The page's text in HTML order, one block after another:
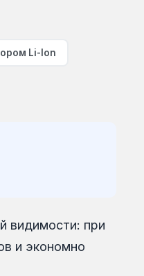
Li-Ion
видимости: при
и экономно